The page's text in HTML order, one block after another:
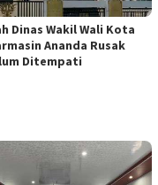
Dinas Wakil Wali Kota
Ananda Rusak
Ditempati